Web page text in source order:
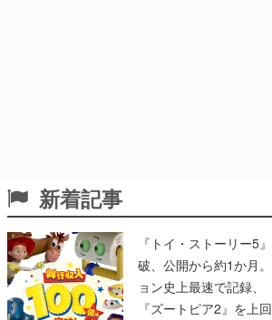
新着記事
『トイ・ストーリー5
破、公開から約1か月
ョン史上最速で記録、
『ズートピア2』を上